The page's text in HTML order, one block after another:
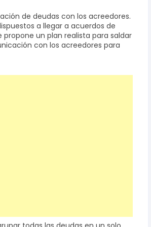
de deudas con los acreedores.
a llegar a acuerdos de
un plan realista para saldar
con los acreedores para